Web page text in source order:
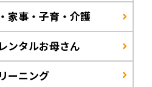
家事・子育・介護
ンタルお母さん
ーニング